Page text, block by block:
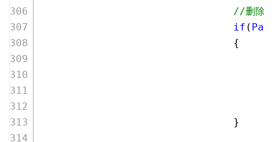
//删除
if (
                                {
                                }